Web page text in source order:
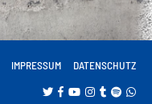
IMPRESSUM DATENSCHUTZ